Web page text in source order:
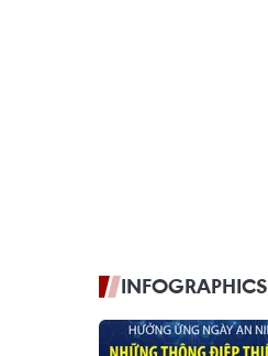
INFOGRAPHICS